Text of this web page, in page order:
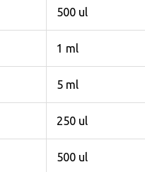
500 ul
1 ml
5 ml
250 ul
500 ul